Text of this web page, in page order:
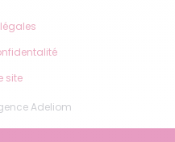
site
Adeliom